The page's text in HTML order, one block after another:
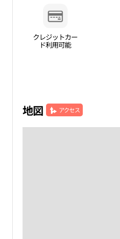
クレジットカー
ド利用可能
地図 アクセス